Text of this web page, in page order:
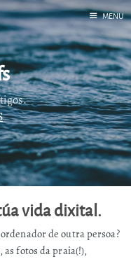
Inicio
Correr
Fediverso
Libros
Foto
Acerca de
MENU
vida dixital.
de outra persoa?
as fotos da praia(!),